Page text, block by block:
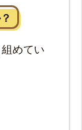
めてい